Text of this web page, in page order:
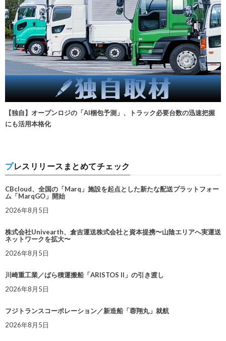
【独自】オープンロジの「AI梱包予測」、トラック必要台数の迅速把握
にも活用本格化
プレスリリースまとめてチェック
CBcloud、全国の「Marq」施設を起点とした新たな配送プラットフォー
ム「MarqGO」開始
2026年8月5日
株式会社Univearth、倉吉運送株式会社と資本提携〜山陰エリアへ実運送
ネットワークを拡大〜
2026年8月5日
川崎重工業／ばら積運搬船「ARISTOS II」の引き渡し
2026年8月5日
フジトランスコーポレーション／新造船「蓉翔丸」就航
2026年8月5日